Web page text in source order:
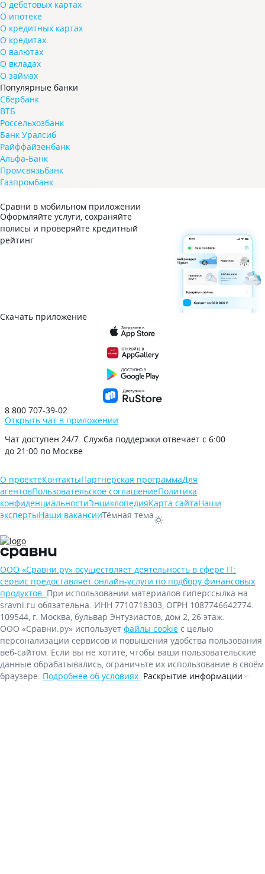
О дебетовых картах
О ипотеке
О кредитных картах
О кредитах
О валютах
О вкладах
О займах
Популярные банки
Сбербанк
ВТБ
Россельхозбанк
Банк Уралсиб
Райффайзенбанк
Альфа-Банк
Промсвязьбанк
Газпромбанк
Сравни в мобильном приложении
Оформляйте услуги, сохраняйте
полисы и проверяйте кредитный
рейтинг
Скачать приложение
8 800 707-39-02
Открыть чат в приложении
Чат доступен 24/7. Служба поддержки отвечает с 6:00
до 21:00 по Москве
О проектеКонтактыПартнерская программаДля
агентовПользовательское соглашениеПолитика
конфиденциальностиЭнциклопедияКарта сайтаНаши
экспертыНаши вакансииТёмная тема
ООО «Сравни.ру» осуществляет деятельность в сфере IT:
сервис предоставляет онлайн-услуги по подбору финансовых
продуктов. При использовании материалов гиперссылка на
sravni.ru обязательна. ИНН 7710718303, ОГРН 1087746642774.
109544, г. Москва, бульвар Энтузиастов, дом 2, 26 этаж.
ООО «Сравни.ру» использует файлы cookie с целью
персонализации сервисов и повышения удобства пользования
веб-сайтом. Если вы не хотите, чтобы ваши пользовательские
данные обрабатывались, ограничьте их использование в своём
браузере. Подробнее об условиях. Раскрытие информации